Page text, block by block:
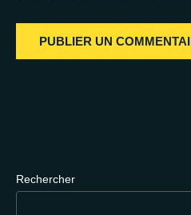
Rechercher